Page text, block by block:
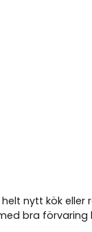
nytt kök eller
bra